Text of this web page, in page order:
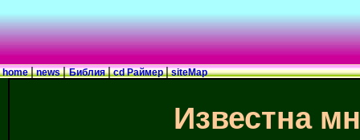
home|news|Библия|cd Раймер|siteMap
Известна